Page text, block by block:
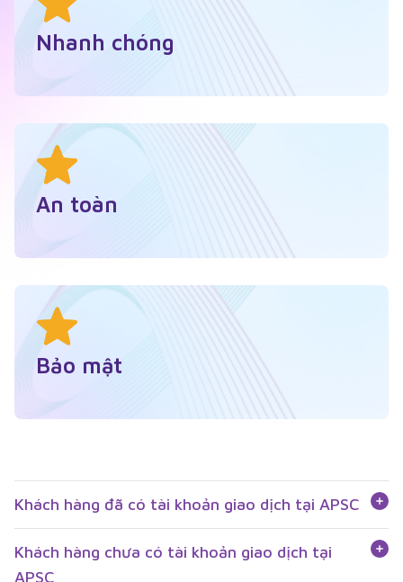
Nhanh chóng
An toàn
Bảo mật
Khách hàng đã có tài khoản giao dịch tại APSC
Khách hàng chưa có tài khoản giao dịch tại
APSC